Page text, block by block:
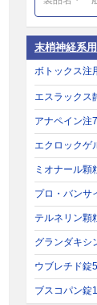
末梢神経系
ボトックス注
エスラックス
アナペイン注
エクロックゲ
ミオナール顆
プロ・バンサ
テルネリン顆
グランダキシ
ウブレチド錠
ブスコパン錠